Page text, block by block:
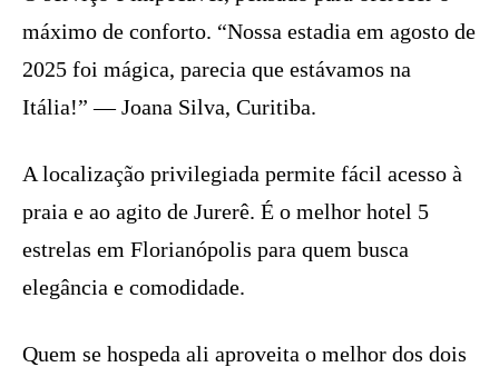
máximo de conforto. “Nossa estadia em agosto de
2025 foi mágica, parecia que estávamos na
Itália!” — Joana Silva, Curitiba.
A localização privilegiada permite fácil acesso à
praia e ao agito de Jurerê. É o melhor hotel 5
estrelas em Florianópolis para quem busca
elegância e comodidade.
Quem se hospeda ali aproveita o melhor dos dois